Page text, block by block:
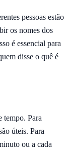
pessoas estão
os nomes dos
é essencial para
disse o quê é
tempo. Para
úteis. Para
ou a cada